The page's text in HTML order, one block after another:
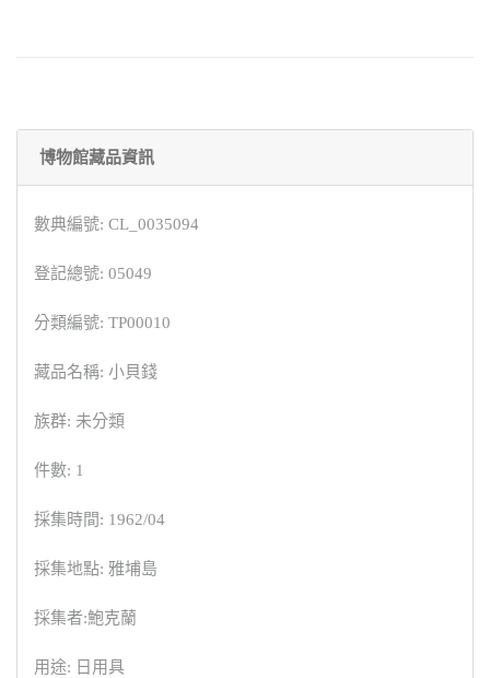
博物館藏品資訊
數典編號: CL_0035094
登記總號: 05049
分類編號: TP00010
藏品名稱: 小貝錢
族群: 未分類
件數: 1
採集時間: 1962/04
採集地點: 雅埔島
採集者:鮑克蘭
用途: 日用具